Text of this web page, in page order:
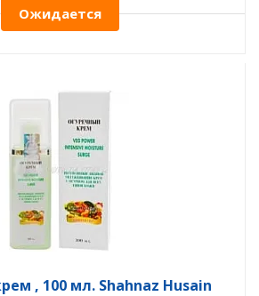
Ожидается
, 100 мл. Shahnaz Husain